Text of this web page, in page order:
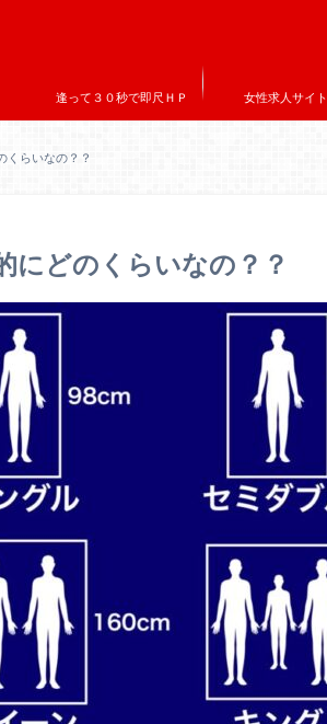
逢って３０秒で即尺ＨＰ 女性求人サイト
くらいなの？？
にどのくらいなの？？